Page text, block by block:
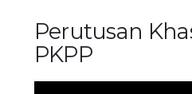
Perutusan
PKPP